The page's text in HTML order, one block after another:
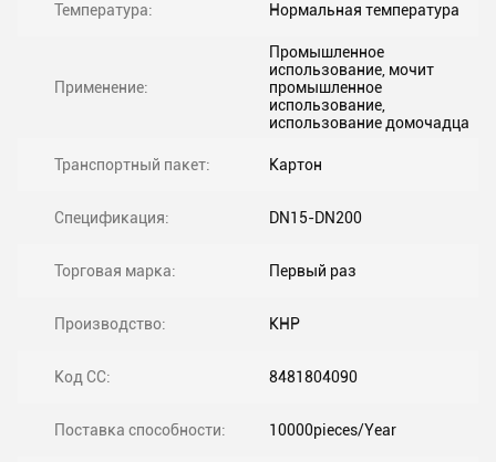
Температура: Нормальная температура
Применение:
Промышленное
использование, мочит
промышленное
использование,
использование домочадца
Транспортный пакет: Картон
Спецификация: DN15-DN200
Торговая марка: Первый раз
Производство: КНР
Код СС: 8481804090
Поставка способности: 10000pieces/Year